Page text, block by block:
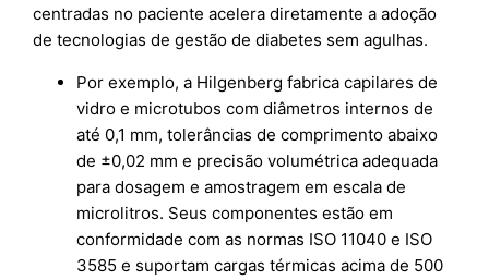
centradas no paciente acelera diretamente a adoção
de tecnologias de gestão de diabetes sem agulhas.
Por exemplo, a Hilgenberg fabrica capilares de
vidro e microtubos com diâmetros internos de
até 0,1 mm, tolerâncias de comprimento abaixo
de ±0,02 mm e precisão volumétrica adequada
para dosagem e amostragem em escala de
microlitros. Seus componentes estão em
conformidade com as normas ISO 11040 e ISO
3585 e suportam cargas térmicas acima de 500